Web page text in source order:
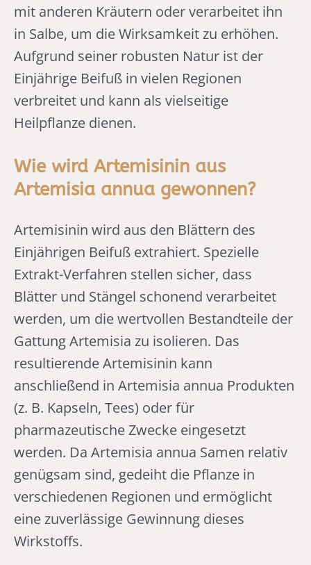
mit anderen Kräutern oder verarbeitet ihn
in Salbe, um die Wirksamkeit zu erhöhen.
Aufgrund seiner robusten Natur ist der
Einjährige Beifuß in vielen Regionen
verbreitet und kann als vielseitige
Heilpflanze dienen.
Wie wird Artemisinin aus
Artemisia annua gewonnen?
Artemisinin wird aus den Blättern des
Einjährigen Beifuß extrahiert. Spezielle
Extrakt-Verfahren stellen sicher, dass
Blätter und Stängel schonend verarbeitet
werden, um die wertvollen Bestandteile der
Gattung Artemisia zu isolieren. Das
resultierende Artemisinin kann
anschließend in Artemisia annua Produkten
(z. B. Kapseln, Tees) oder für
pharmazeutische Zwecke eingesetzt
werden. Da Artemisia annua Samen relativ
genügsam sind, gedeiht die Pflanze in
verschiedenen Regionen und ermöglicht
eine zuverlässige Gewinnung dieses
Wirkstoffs.